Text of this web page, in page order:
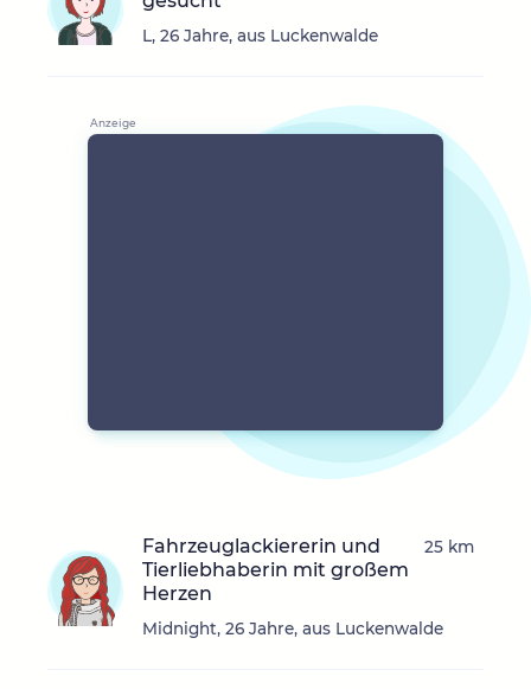
L, 26 Jahre, aus Luckenwalde
Fahrzeuglackiererin und
Tierliebhaberin mit großem
Herzen
Midnight, 26 Jahre, aus Luckenwalde
25 km